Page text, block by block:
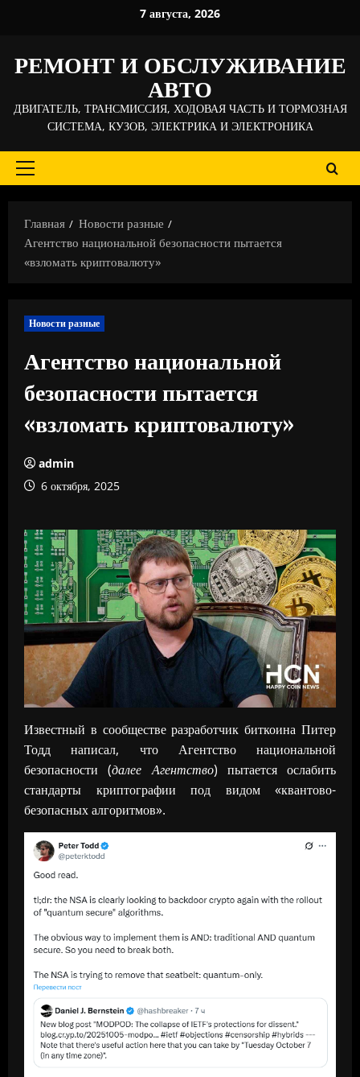
7 августа, 2026
РЕМОНТ И ОБСЛУЖИВАНИЕ
АВТО
ДВИГАТЕЛЬ, ТРАНСМИССИЯ, ХОДОВАЯ ЧАСТЬ И ТОРМОЗНАЯ
СИСТЕМА, КУЗОВ, ЭЛЕКТРИКА И ЭЛЕКТРОНИКА
Основное
Главная
Новости разные
Агентство национальной безопасности пытается
«взломать криптовалюту»
Новости разные
Агентство национальной
безопасности пытается
«взломать криптовалюту»
admin
6 октября, 2025
Известный в сообществе разработчик биткоина Питер
Тодд написал, что Агентство национальной
безопасности (далее Агентство) пытается ослабить
стандарты криптографии под видом «квантово-
безопасных алгоритмов».